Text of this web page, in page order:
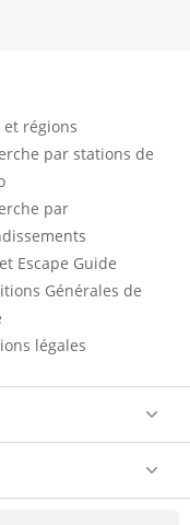
et régions
par stations de
par
Escape Guide
Générales de
légales